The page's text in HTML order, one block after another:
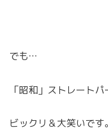
でも…
「昭和」ストレート
ビックリ＆大笑いです。